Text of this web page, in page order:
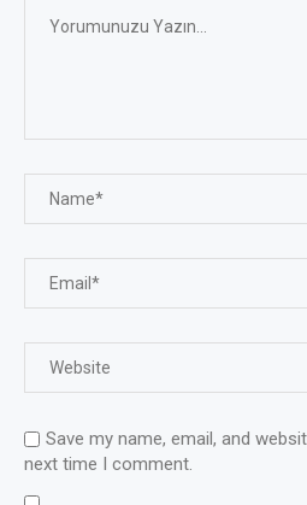
Save my name, email, and
next time I comment.